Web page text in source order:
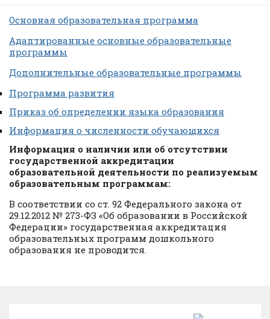
Основная образовательная программа
Адаптированные основные образовательные
программы
Дополнительные образовательные программы
Программа развития
Приказ об определении языка образования
Информация о численности обучающихся
Информация о наличии или об отсутствии
государственной аккредитации
образовательной деятельности по реализуемым
образовательным программам:
В соответствии со ст. 92 Федерального закона от
29.12.2012 № 273-ФЗ «Об образовании в Российской
Федерации» государственная аккредитация
образовательных программ дошкольного
образования не проводится.